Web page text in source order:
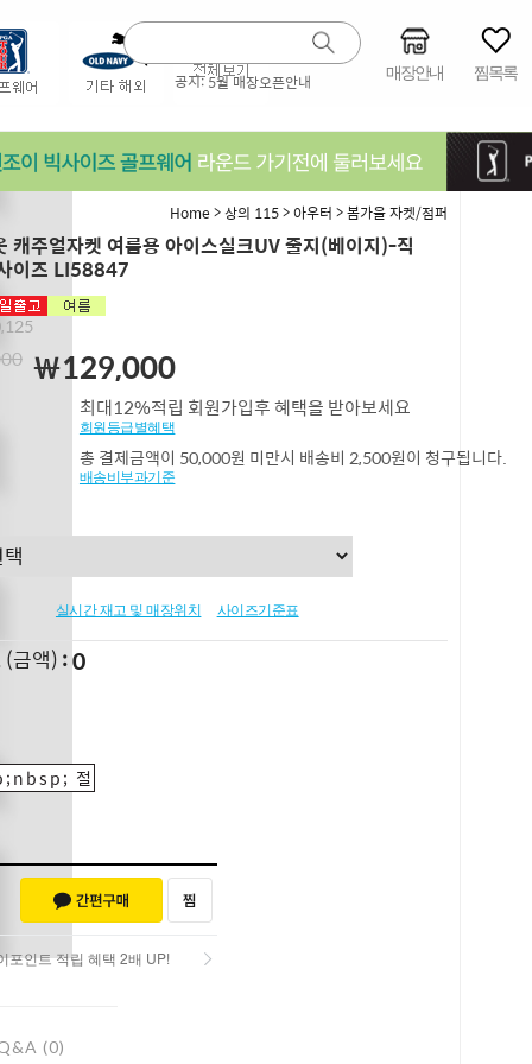
공지:5월 매장오픈안내 매장안내 찜목록
Home>상의 115>아우터 >봄가을 자켓/점퍼
캐주얼자켓 여름용 아이스실크UV 줄지(베이지)-직
이즈 LI58847
￦129,000
최대12%적립 회원가입후 혜택을 받아보세요
회원등급별혜택
총 결제금액이 50,000원 미만시 배송비 2,500원이 청구됩니다.
배송비부과기준
실시간 재고 및 매장위치 사이즈기준표
(금액) 0
절
포인트 적립 혜택 2배 UP!
(0)